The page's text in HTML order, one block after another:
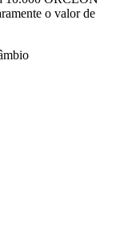
o valor de